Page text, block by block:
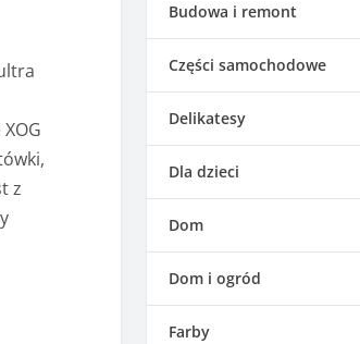
z
Budowa i remont
Części samochodowe
Delikatesy
Dla dzieci
Dom
Dom i ogród
Farby